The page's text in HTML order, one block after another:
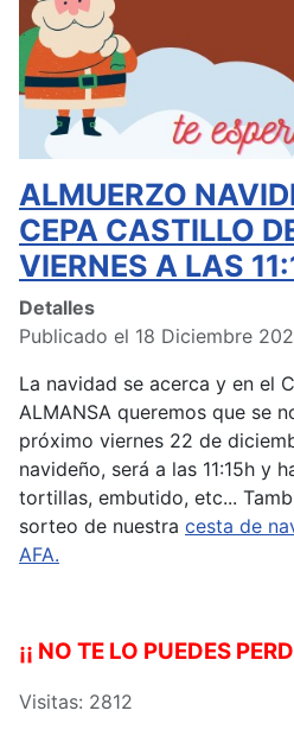
ALMUERZO
CEPA CASTILLO
VIERNES A LAS
Detalles
Publicado el 18 Diciembre
La navidad se acerca y en el
ALMANSA queremos que se
próximo viernes 22 de
navideño, será a las 11:15h y
tortillas, embutido, etc...
sorteo de nuestra cesta de
AFA.
¡¡ NO TE LO PUEDES
Visitas: 2812